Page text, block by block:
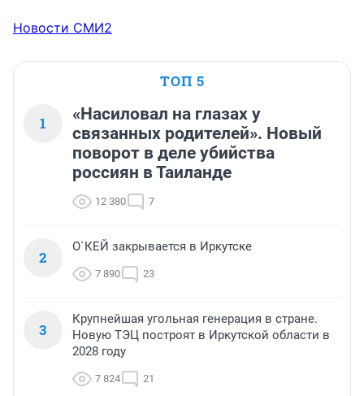
Новости СМИ2
ТОП 5
1
«Насиловал на глазах у
связанных родителей». Новый
поворот в деле убийства
россиян в Таиланде
12 380 7
2
О`КЕЙ закрывается в Иркутске
7 890 23
3
Крупнейшая угольная генерация в стране.
Новую ТЭЦ построят в Иркутской области в
2028 году
7 824 21